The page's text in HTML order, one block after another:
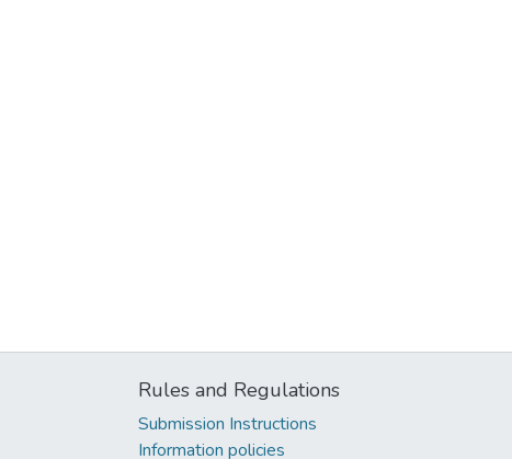
Rules and Regulations
Submission Instructions
Information policies